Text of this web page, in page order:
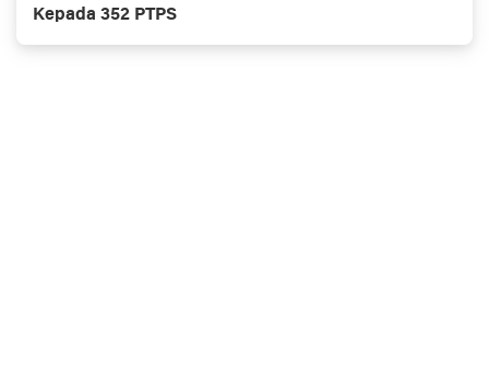
Kepada 352 PTPS